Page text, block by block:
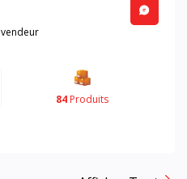
84 Produits